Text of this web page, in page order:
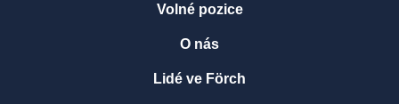
Volné pozice
O nás
Lidé ve Förch